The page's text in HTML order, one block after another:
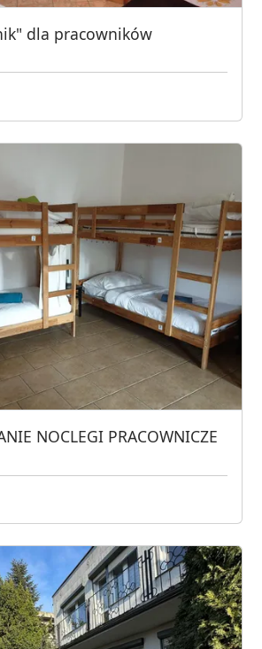
dla pracowników
NOCLEGI PRACOWNICZE